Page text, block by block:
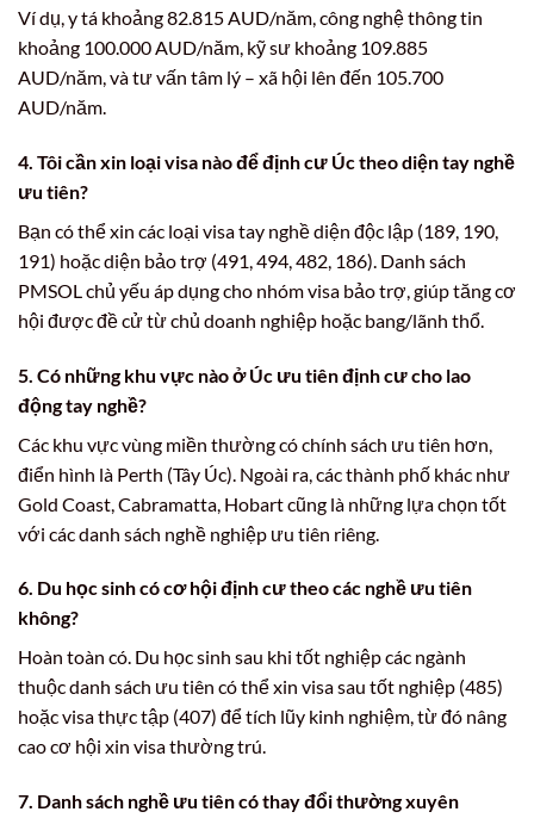
Ví dụ, y tá khoảng 82.815 AUD/năm, công nghệ thông tin
khoảng 100.000 AUD/năm, kỹ sư khoảng 109.885
AUD/năm, và tư vấn tâm lý – xã hội lên đến 105.700
AUD/năm.
4. Tôi cần xin loại visa nào để định cư Úc theo diện tay nghề
ưu tiên?
Bạn có thể xin các loại visa tay nghề diện độc lập (189, 190,
191) hoặc diện bảo trợ (491, 494, 482, 186). Danh sách
PMSOL chủ yếu áp dụng cho nhóm visa bảo trợ, giúp tăng cơ
hội được đề cử từ chủ doanh nghiệp hoặc bang/lãnh thổ.
5. Có những khu vực nào ở Úc ưu tiên định cư cho lao
động tay nghề?
Các khu vực vùng miền thường có chính sách ưu tiên hơn,
điển hình là Perth (Tây Úc). Ngoài ra, các thành phố khác như
Gold Coast, Cabramatta, Hobart cũng là những lựa chọn tốt
với các danh sách nghề nghiệp ưu tiên riêng.
6. Du học sinh có cơ hội định cư theo các nghề ưu tiên
không?
Hoàn toàn có. Du học sinh sau khi tốt nghiệp các ngành
thuộc danh sách ưu tiên có thể xin visa sau tốt nghiệp (485)
hoặc visa thực tập (407) để tích lũy kinh nghiệm, từ đó nâng
cao cơ hội xin visa thường trú.
7. Danh sách nghề ưu tiên có thay đổi thường xuyên